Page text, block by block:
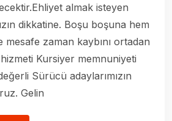
almak isteyen
dikkatine. Boşu boşuna hem
zaman kaybını ortadan
hizmeti Kursiyer memnuniyeti
Sürücü adaylarımızın
Gelin